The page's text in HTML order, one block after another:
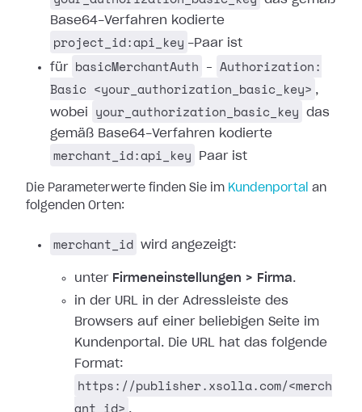
Base64-Verfahren kodierte
project_id:api_key -Paar ist
für basicMerchantAuth –
Authorization:
Basic <your_authorization_basic_key> ,
wobei
your_authorization_basic_key
das
gemäß Base64-Verfahren kodierte
merchant_id:api_key Paar ist
Die Parameterwerte finden Sie im Kundenportal an
folgenden Orten:
merchant_id wird angezeigt:
unter Firmeneinstellungen > Firma.
in der URL in der Adressleiste des
Browsers auf einer beliebigen Seite im
Kundenportal. Die URL hat das folgende
Format:
https://publisher.xsolla.com/<merch
ant_id> .